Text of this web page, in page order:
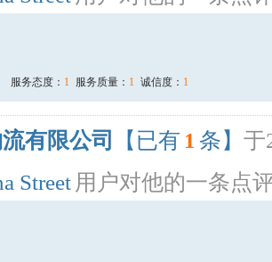
服务态度： 1 服务质量： 1 诚信度： 1
有限公司 【已有 1 条】 于
Street 用户对他的一条点